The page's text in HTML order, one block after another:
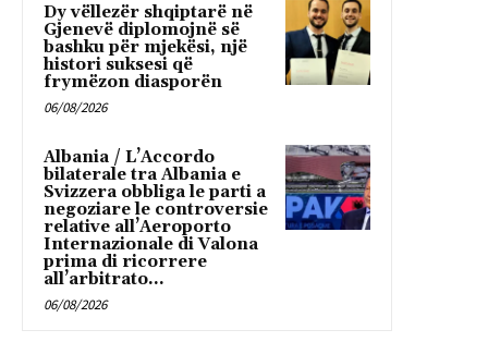
Dy vëllezër shqiptarë në
Gjenevë diplomojnë së
bashku për mjekësi, një
histori suksesi që
frymëzon diasporën
06/08/2026
Albania / L’Accordo
bilaterale tra Albania e
Svizzera obbliga le parti a
negoziare le controversie
relative all’Aeroporto
Internazionale di Valona
prima di ricorrere
all’arbitrato...
06/08/2026